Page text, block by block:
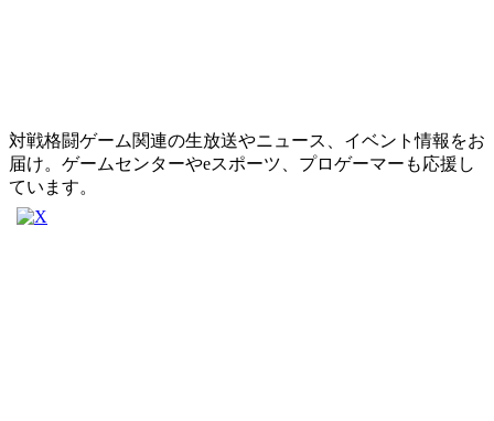
対戦格闘ゲーム関連の生放送やニュース、イベント情報をお
届け。ゲームセンターやeスポーツ、プロゲーマーも応援し
ています。